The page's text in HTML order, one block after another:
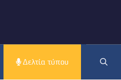
Δελτία τύπου